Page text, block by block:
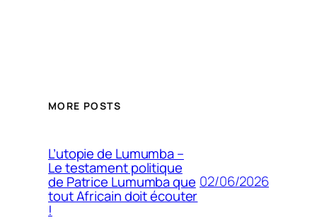
MORE POSTS
L’utopie de Lumumba –
Le testament politique
de Patrice Lumumba que
tout Africain doit écouter
!
02/06/2026